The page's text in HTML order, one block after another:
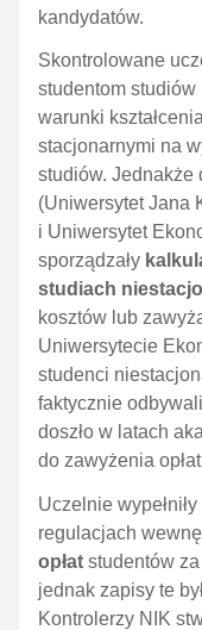
kandydatów.
Skontrolowane
studentom studiów
warunki
stacjonarnymi na
studiów. Jednakże
(Uniwersytet Jana
i Uniwersytet
sporządzały
studiach
kosztów lub
Uniwersytecie
studenci
faktycznie
doszło w latach
do zawyżenia
Uczelnie
regulacjach
opłat studentów
jednak zapisy te
Kontrolerzy NIK